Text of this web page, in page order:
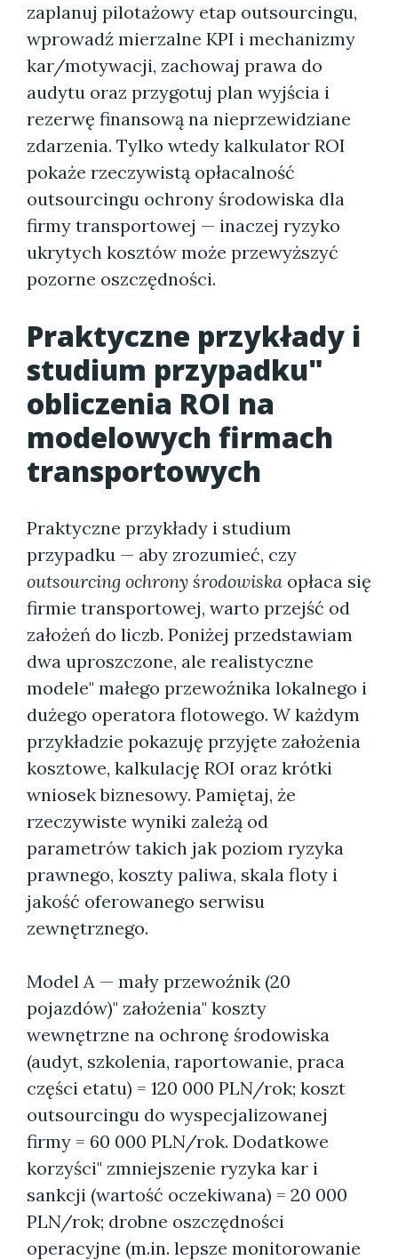
zaplanuj pilotażowy etap outsourcingu,
wprowadź mierzalne KPI i mechanizmy
kar/motywacji, zachowaj prawa do
audytu oraz przygotuj plan wyjścia i
rezerwę finansową na nieprzewidziane
zdarzenia. Tylko wtedy kalkulator ROI
pokaże rzeczywistą opłacalność
outsourcingu ochrony środowiska dla
firmy transportowej — inaczej ryzyko
ukrytych kosztów może przewyższyć
pozorne oszczędności.
Praktyczne przykłady i
studium przypadku"
obliczenia ROI na
modelowych firmach
transportowych
Praktyczne przykłady i studium
przypadku — aby zrozumieć, czy
outsourcing ochrony środowiska opłaca się
firmie transportowej, warto przejść od
założeń do liczb. Poniżej przedstawiam
dwa uproszczone, ale realistyczne
modele" małego przewoźnika lokalnego i
dużego operatora flotowego. W każdym
przykładzie pokazuję przyjęte założenia
kosztowe, kalkulację ROI oraz krótki
wniosek biznesowy. Pamiętaj, że
rzeczywiste wyniki zależą od
parametrów takich jak poziom ryzyka
prawnego, koszty paliwa, skala floty i
jakość oferowanego serwisu
zewnętrznego.
Model A — mały przewoźnik (20
pojazdów)" założenia" koszty
wewnętrzne na ochronę środowiska
(audyt, szkolenia, raportowanie, praca
części etatu) = 120 000 PLN/rok; koszt
outsourcingu do wyspecjalizowanej
firmy = 60 000 PLN/rok. Dodatkowe
korzyści" zmniejszenie ryzyka kar i
sankcji (wartość oczekiwana) = 20 000
PLN/rok; drobne oszczędności
operacyjne (m.in. lepsze monitorowanie